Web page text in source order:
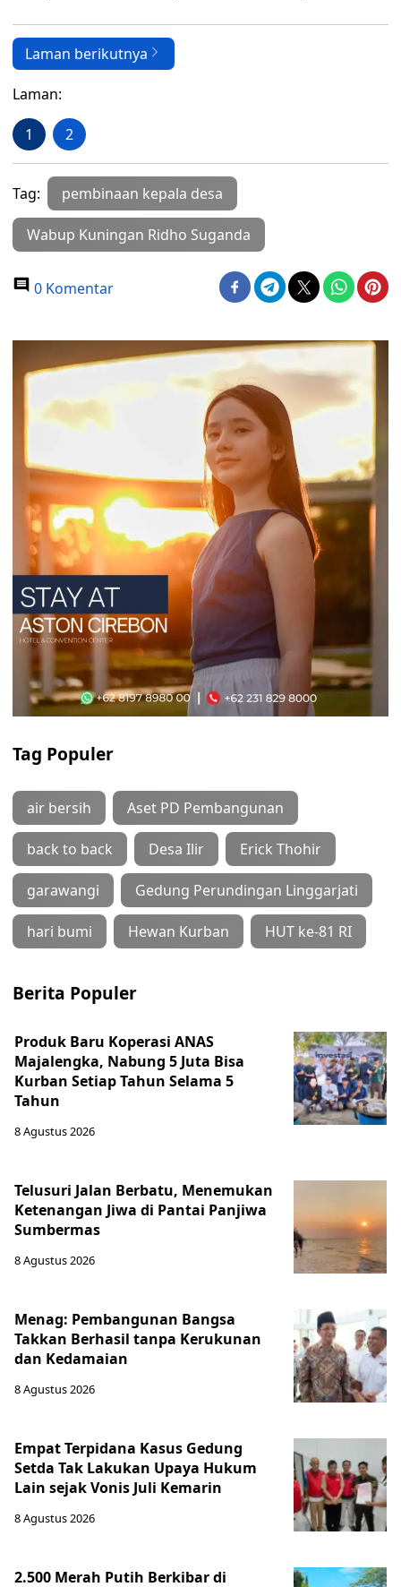
Laman berikutnya
Laman:
1 2
Tag: pembinaan kepala desa
Wabup Kuningan Ridho Suganda
0 Komentar
Tag Populer
air bersih Aset PD Pembangunan
back to back Desa Ilir Erick Thohir
garawangi Gedung Perundingan Linggarjati
hari bumi Hewan Kurban HUT ke-81 RI
Berita Populer
Produk Baru Koperasi ANAS
Majalengka, Nabung 5 Juta Bisa
Kurban Setiap Tahun Selama 5
Tahun
8 Agustus 2026
Telusuri Jalan Berbatu, Menemukan
Ketenangan Jiwa di Pantai Panjiwa
Sumbermas
8 Agustus 2026
Menag: Pembangunan Bangsa
Takkan Berhasil tanpa Kerukunan
dan Kedamaian
8 Agustus 2026
Empat Terpidana Kasus Gedung
Setda Tak Lakukan Upaya Hukum
Lain sejak Vonis Juli Kemarin
8 Agustus 2026
2.500 Merah Putih Berkibar di